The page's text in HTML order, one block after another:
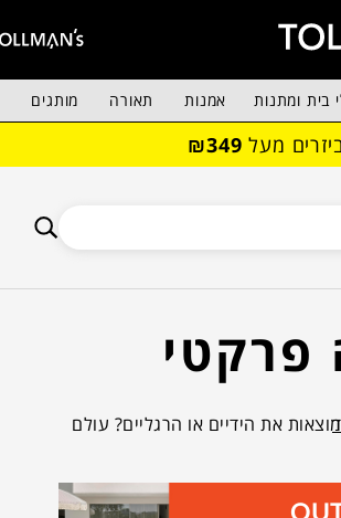
בית ומתנות אמנות תאורה מותגים
מעל ₪349
פרקטי
את הידיים או הרגליים? עולם